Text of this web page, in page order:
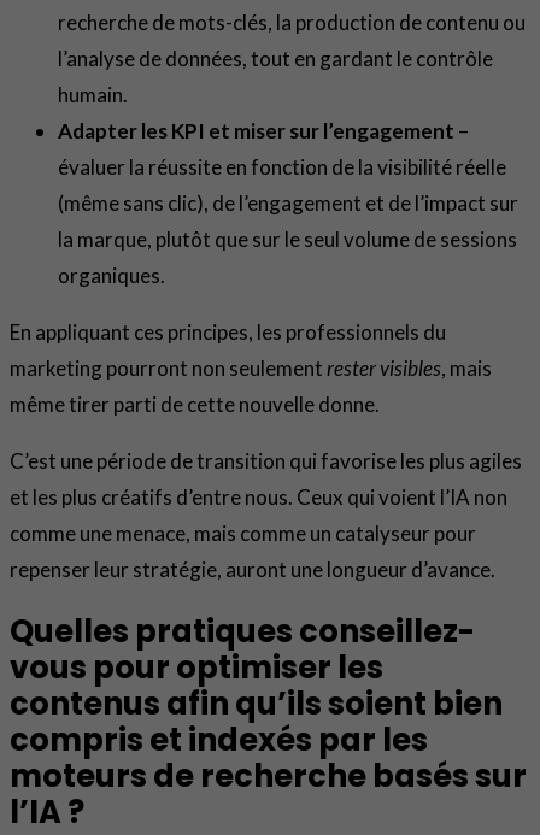
recherche de mots-clés, la production de contenu ou
l’analyse de données, tout en gardant le contrôle
humain.
Adapter les KPI et miser sur l’engagement –
évaluer la réussite en fonction de la visibilité réelle
(même sans clic), de l’engagement et de l’impact sur
la marque, plutôt que sur le seul volume de sessions
organiques.
En appliquant ces principes, les professionnels du
marketing pourront non seulement rester visibles, mais
même tirer parti de cette nouvelle donne.
C’est une période de transition qui favorise les plus agiles
et les plus créatifs d’entre nous. Ceux qui voient l’IA non
comme une menace, mais comme un catalyseur pour
repenser leur stratégie, auront une longueur d’avance.
Quelles pratiques conseillez-
vous pour optimiser les
contenus afin qu’ils soient bien
compris et indexés par les
moteurs de recherche basés sur
l’IA ?